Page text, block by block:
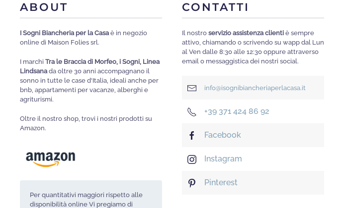
ABOUT
I Sogni Biancheria per la Casaè in negozio
online di Maison Folies srl.
I marchi Tra le Braccia di Morfeo, i Sogni, Linea
Lindsanada oltre 30 anni accompagnano il
sonno in tutte le case d'Italia, ideali anche per
bnb, appartamenti per vacanze, alberghi e
agriturismi.
Oltre il nostro shop, trovi i nostri prodotti su
Amazon.
Per quantitativi maggiori rispetto alle
disponibilità online Vi pregiamo di
CONTATTI
Il nostro servizio assistenza clienti è sempre
attivo, chiamando o scrivendo su wapp dal Lun
al Ven dalle 8:30 alle 12:30 oppure attraverso
email o messaggistica dei nostri social.
info@isognibiancheriaperlacasa.it
+39 371 424 86 92
Facebook
Instagram
Pinterest